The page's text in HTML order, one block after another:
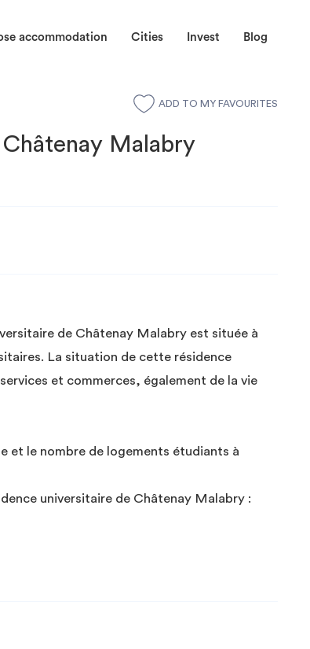
accommodation Cities Invest Blog
ADD TO MY FAVOURITES
Malabry
de Châtenay Malabry est située à
La situation de cette résidence
et commerces, également de la vie
et le nombre de logements étudiants à
universitaire de Châtenay Malabry :